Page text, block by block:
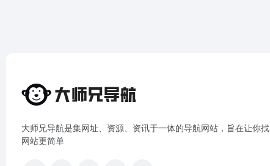
大师兄导航是集网址、资源、资讯于一体的导航网站，旨在让你找
网站更简单